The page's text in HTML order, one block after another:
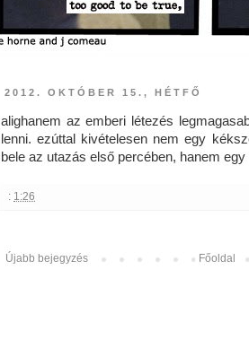
2012. OKTÓBER 15., HÉTFŐ
alighanem az emberi létezés
lenni. ezúttal kivételesen nem egy
bele az utazás első percében, hanem
: 1:26
Újabb bejegyzés Főoldal